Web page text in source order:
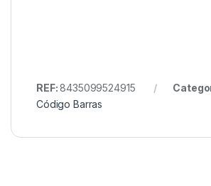
REF:8435099524915
Código Barras